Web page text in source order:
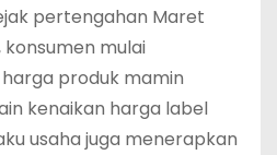
pertengahan Maret
mulai
produk mamin
kenaikan harga label
usaha juga menerapkan